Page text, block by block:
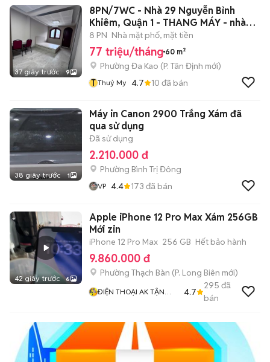
37 giây trước 9
8PN/7WC - Nhà 29 Nguyễn Bỉnh
Khiêm, Quận 1 - THANG MÁY - nhà
mới
8 PN Nhà mặt phố, mặt tiền
77 triệu/tháng 60 m²
Phường Đa Kao (P. Tân Định mới)
T Thuỷ My 4.7 10 đã bán
38 giây trước 1
Máy in Canon 2900 Trắng Xám đã
qua sử dụng
Đã sử dụng
2.210.000 đ
Phường Bình Trị Đông
VP 4.4 173 đã bán
42 giây trước 6
Apple iPhone 12 Pro Max Xám 256GB
Mới zin
iPhone 12 Pro Max 256 GB Hết bảo hành
9.860.000 đ
Phường Thạch Bàn (P. Long Biên mới)
ĐIỆN THOẠI AK TẬN
4.7
295 đã
bán